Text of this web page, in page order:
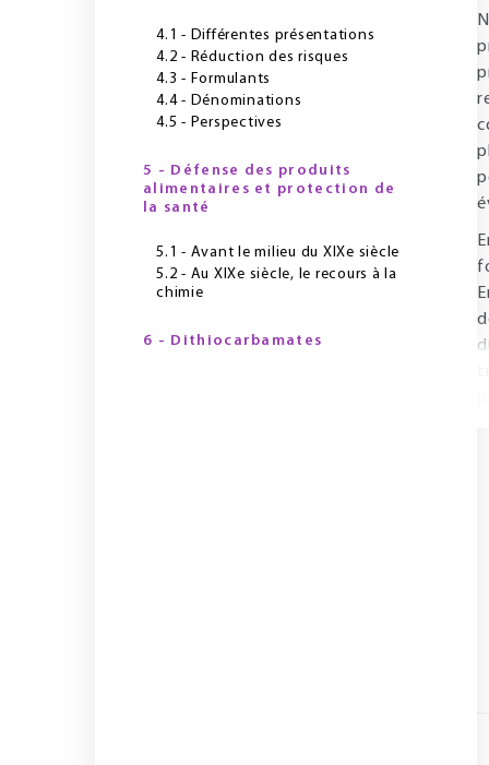
4.1 - Différentes présentations
4.2 - Réduction des risques
4.3 - Formulants
4.4 - Dénominations
4.5 - Perspectives
5 - Défense des produits
alimentaires et protection de
la santé
5.1 - Avant le milieu du XIXe siècle
5.2 - Au XIXe siècle, le recours à la
chimie
6 - Dithiocarbamates